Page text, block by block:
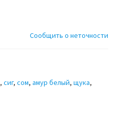
Сообщить о неточности
, сиг, сом, амур белый, щука,